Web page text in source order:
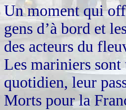
Un moment qui
gens d’à bord et
des acteurs du
Les mariniers
quotidien, leur
Morts pour la